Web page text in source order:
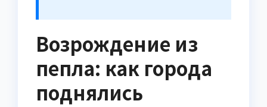
Возрождение из
пепла: как города
поднялись